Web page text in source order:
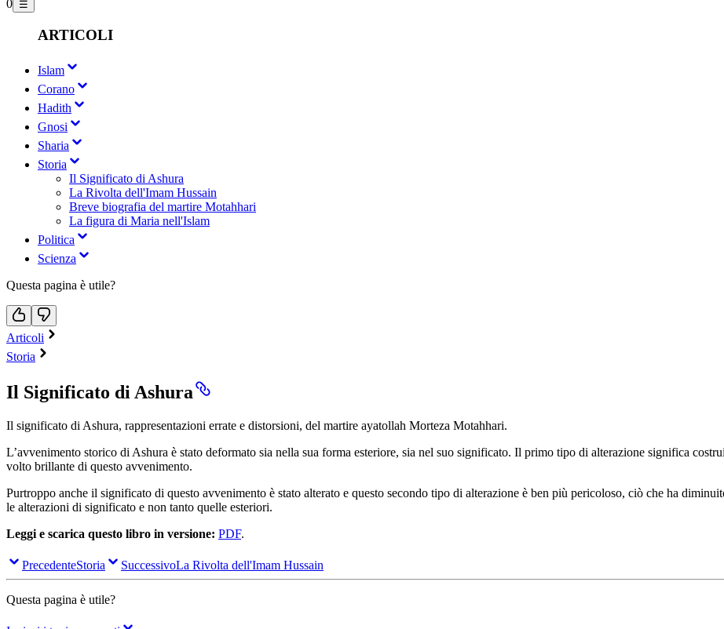
0 ☰
ARTICOLI
Islam
Corano
Hadith
Gnosi
Sharia
Storia
Il Significato di Ashura
La Rivolta dell'Imam Hussain
Breve biografia del martire Motahhari
La figura di Maria nell'Islam
Politica
Scienza
Questa pagina è utile?
Articoli
Storia
Il Significato di Ashura
Il significato di Ashura, rappresentazioni errate e distorsioni, del martire ayatollah Morteza Motahhari.
L’avvenimento storico di Ashura è stato deformato sia nella sua forma esteriore, sia nel suo significato. Il primo tipo di alterazione significa
volto brillante di questo avvenimento.
Purtroppo anche il significato di questo avvenimento è stato alterato e questo secondo tipo di alterazione è ben più pericoloso, ciò che ha
le alterazioni di significato e non tanto quelle esteriori.
Leggi e scarica questo libro in versione: PDF.
PrecedenteStoria SuccessivoLa Rivolta dell'Imam Hussain
Questa pagina è utile?